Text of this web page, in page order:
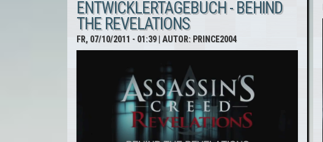
ENTWICKLERTAGEBUCH - BEHIND
THE REVELATIONS
FR, 07/10/2011 - 01:39| AUTOR: PRINCE2004